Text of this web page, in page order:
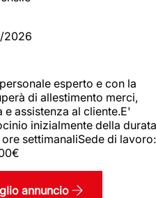
2026
esperto e con la
di allestimento merci,
assistenza al cliente.E'
inizialmente della durata
settimanaliSede di lavoro:
annuncio